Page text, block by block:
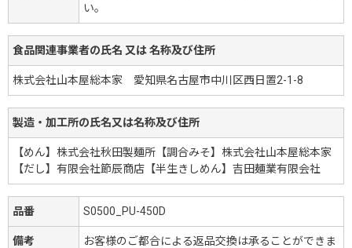
い。
食品関連事業者の氏名 又は 名称及び住所
株式会社山本屋総本家 愛知県名古屋市中川区西日置2-1-8
製造・加工所の氏名又は名称及び住所
【めん】株式会社秋田製麺所【調合みそ】株式会社山本屋総本家
【だし】有限会社節辰商店【半生きしめん】吉田麺業有限会社
品番 S0500_PU-450D
備考
お客様のご都合による返品交換は承ることができま